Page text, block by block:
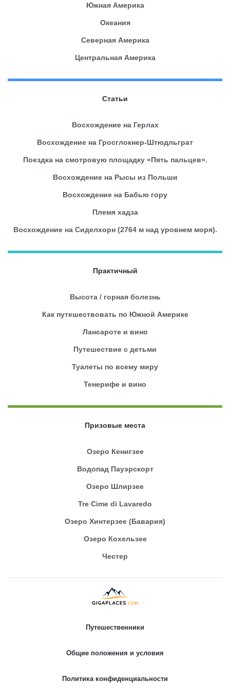
Южная Америка
Океания
Северная Америка
Центральная Америка
Статьи
Восхождение на Герлах
Восхождение на Гросглокнер-Штюдльграт
Поездка на смотровую площадку «Пять пальцев».
Восхождение на Рысы из Польши
Восхождение на Бабью гору
Племя хадза
Восхождение на Сиделхорн (2764 м над уровнем моря).
Практичный
Высота / горная болезнь
Как путешествовать по Южной Америке
Лансароте и вино
Путешествие с детьми
Туалеты по всему миру
Тенерифе и вино
Призовые места
Озеро Кенигзее
Водопад Пауэрскорт
Озеро Шлирзее
Tre Cime di Lavaredo
Озеро Хинтерзее (Бавария)
Озеро Кохельзее
Честер
Путешественники
Общие положения и условия
Политика конфиденциальности